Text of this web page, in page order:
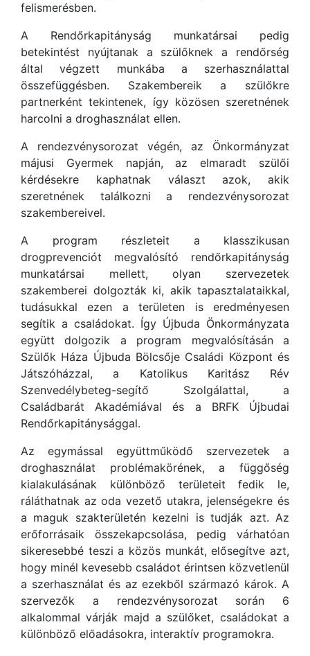
felismerésben.
A Rendőrkapitányság munkatársai pedig
betekintést nyújtanak a szülőknek a rendőrség
által végzett munkába a szerhasználattal
összefüggésben. Szakembereik a szülőkre
partnerként tekintenek, így közösen szeretnének
harcolni a droghasználat ellen.
A rendezvénysorozat végén, az Önkormányzat
májusi Gyermek napján, az elmaradt szülői
kérdésekre kaphatnak választ azok, akik
szeretnének találkozni a rendezvénysorozat
szakembereivel.
A program részleteit a klasszikusan
drogprevenciót megvalósító rendőrkapitányság
munkatársai mellett, olyan szervezetek
szakemberei dolgozták ki, akik tapasztalataikkal,
tudásukkal ezen a területen is eredményesen
segítik a családokat. Így Újbuda Önkormányzata
együtt dolgozik a program megvalósításán a
Szülők Háza Újbuda Bölcsője Családi Központ és
Játszóházzal, a Katolikus Karitász Rév
Szenvedélybeteg-segítő Szolgálattal, a
Családbarát Akadémiával és a BRFK Újbudai
Rendőrkapitánysággal.
Az egymással együttműködő szervezetek a
droghasználat problémakörének, a függőség
kialakulásának különböző területeit fedik le,
ráláthatnak az oda vezető utakra, jelenségekre és
a maguk szakterületén kezelni is tudják azt. Az
erőforrásaik összekapcsolása, pedig várhatóan
sikeresebbé teszi a közös munkát, elősegítve azt,
hogy minél kevesebb családot érintsen közvetlenül
a szerhasználat és az ezekből származó károk. A
szervezők a rendezvénysorozat során 6
alkalommal várják majd a szülőket, családokat a
különböző előadásokra, interaktív programokra.